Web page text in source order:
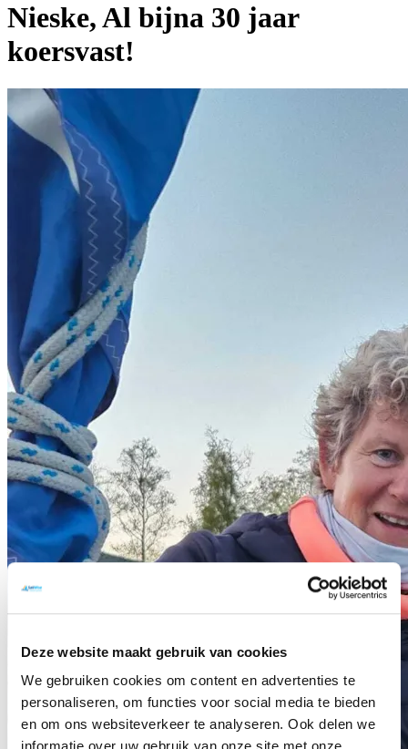
Deze website maakt gebruik van cookies
We gebruiken cookies om content en advertenties te
personaliseren, om functies voor social media te bieden
en om ons websiteverkeer te analyseren. Ook delen we
Nieske, Al bijna 30 jaar
koersvast!